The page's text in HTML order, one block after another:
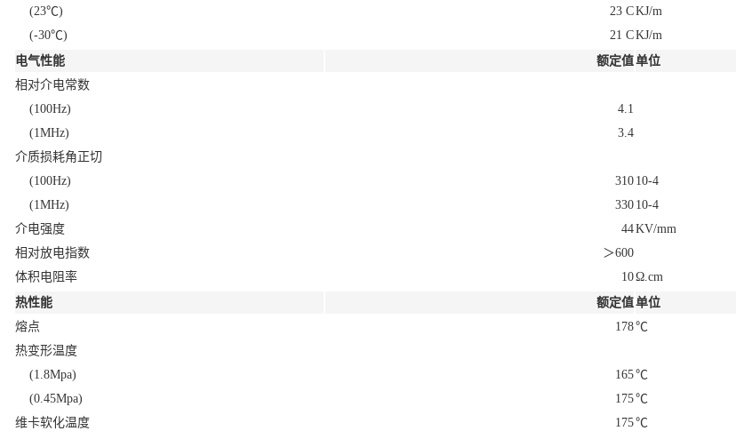
(23℃)
23 CKJ/m
(-30℃)
21 CKJ/m
电气性能
额定值单位
相对介电常数
(100Hz)
4.1
(1MHz)
3.4
介质损耗角正切
(100Hz)
310 10-4
(1MHz)
330 10-4
介电强度
44KV/mm
相对放电指数
＞600
体积电阻率
10Ω.cm
热性能
额定值单位
熔点
178℃
热变形温度
(1.8Mpa)
165℃
(0.45Mpa)
175℃
维卡软化温度
175℃